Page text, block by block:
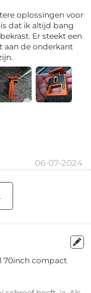
oplossingen voor
dat ik altijd bang
Er steekt een
aan de onderkant
06-07-2024
70inch compact